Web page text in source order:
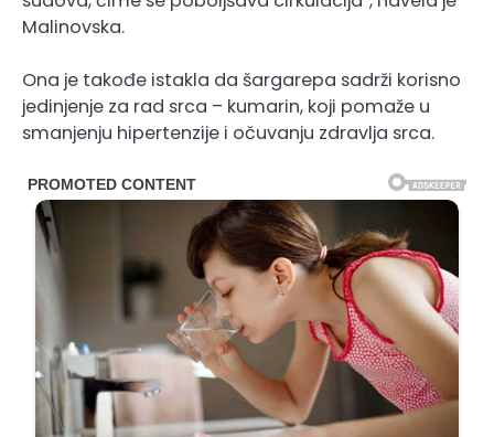
Malinovska.
Ona je takođe istakla da šargarepa sadrži korisno
jedinjenje za rad srca – kumarin, koji pomaže u
smanjenju hipertenzije i očuvanju zdravlja srca.